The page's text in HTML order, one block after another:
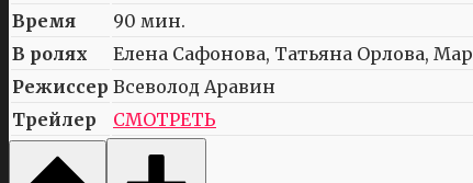
Время
90 мин.
В ролях
Елена Сафонова, Татьяна Орлова,
Режиссер Всеволод Аравин
Трейлер
СМОТРЕТЬ